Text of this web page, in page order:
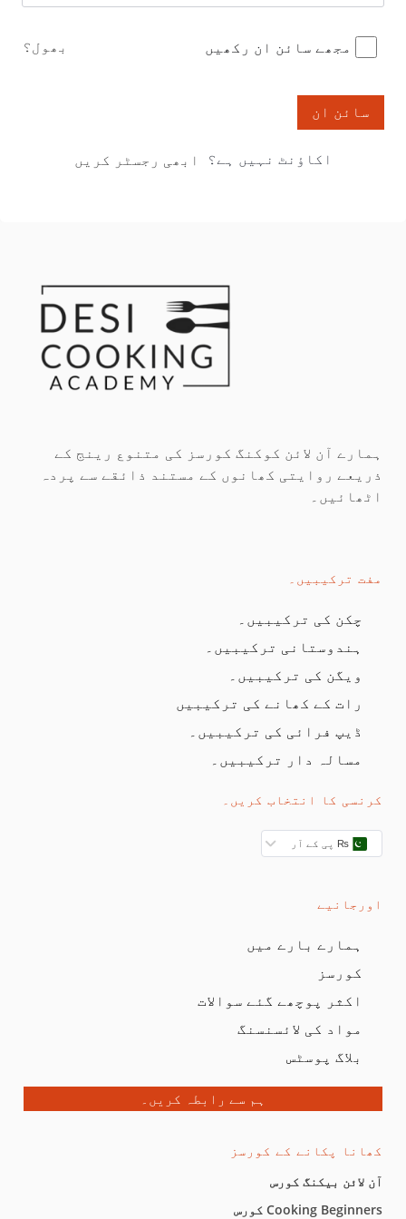
مجھے سائن ان رکھیں بھول؟
سائن ان
اکاؤنٹ نہیں ہے؟ ابھی رجسٹر کریں
ہمارے آن لائن کوکنگ کورسز کی متنوع رینج کے
ذریعے روایتی کھانوں کے مستند ذائقے سے پردہ
اٹھائیں۔
مفت ترکیبیں۔
چکن کی ترکیبیں۔
ہندوستانی ترکیبیں۔
ویگن کی ترکیبیں۔
رات کے کھانے کی ترکیبیں
ڈیپ فرائی کی ترکیبیں۔
مسالہ دار ترکیبیں۔
کرنسی کا انتخاب کریں۔
₨ پی کے آر
اورجانیے
ہمارے بارے میں
کورسز
اکثر پوچھے گئے سوالات
مواد کی لائسنسنگ
بلاگ پوسٹس
ہم سے رابطہ کریں۔
کھانا پکانے کے کورسز
آن لائن بیکنگ کورس
Cooking Beginners کورس